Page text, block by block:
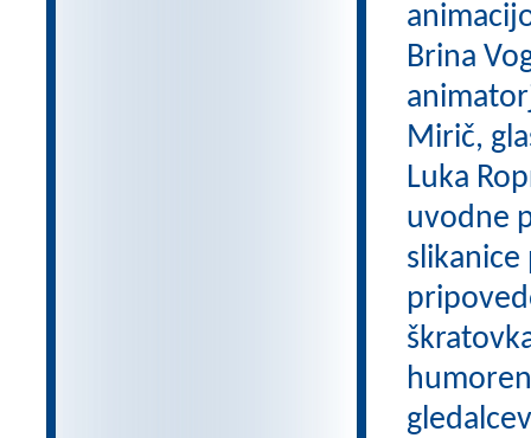
Brina
Mirič,
Luka
uvodne